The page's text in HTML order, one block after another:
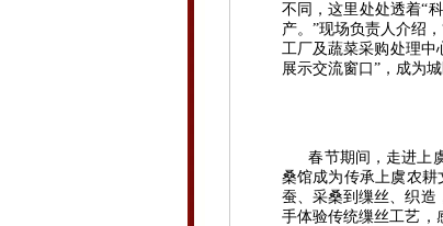
不同，这里处处透着“
产。”现场负责人介绍
工厂及蔬菜采购处理中
展示交流窗口”，成为
春节期间，走进上虞
桑馆成为传承上虞农
蚕、采桑到缫丝、织造
手体验传统缫丝工艺，